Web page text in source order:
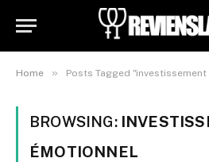
Home » Posts Tagged
BROWSING:
ÉMOTIONNEL